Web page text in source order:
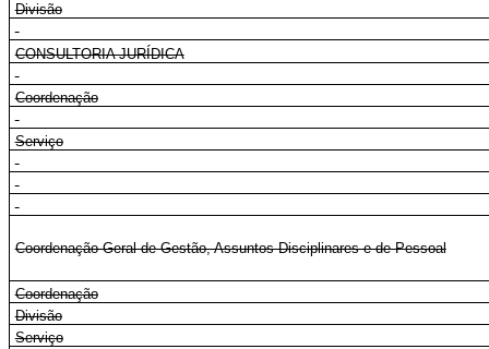
Divisão
CONSULTORIA JURÍDICA
Coordenação
Serviço
Coordenação-Geral de Gestão, Assuntos Disciplinares e de Pessoal
Coordenação
Divisão
Serviço